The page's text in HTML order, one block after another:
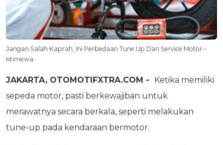
Jangan Salah Kaprah, Ini Perbedaan Tune Up Dan Service Motor--
istimewa
JAKARTA, OTOMOTIFXTRA.COM - Ketika memiliki
sepeda motor, pasti berkewajiban untuk
merawatnya secara berkala, seperti melakukan
tune-up pada kendaraan bermotor.